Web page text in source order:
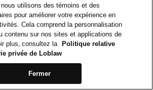
utilisons des témoins et des
pour améliorer votre expérience en
Cela comprend la personnalisation
contenu sur nos sites et applications de
plus, consultez la
Politique relative
privée de Loblaw
Fermer